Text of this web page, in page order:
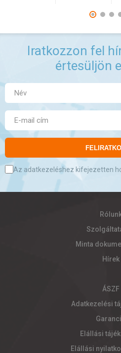
Iratkozzon fel
értesüljön
Az adatkezeléshez kifejezetten
Minta
Hírek
ÁSZF
Adatkezelési
Elállási
Elállási